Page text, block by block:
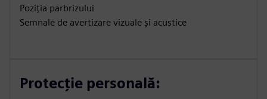
Poziția parbrizului
Semnale de avertizare vizuale și acustice
Protecție personală: